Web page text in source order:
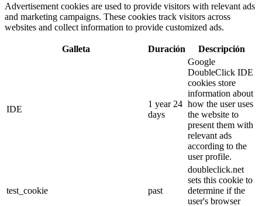
Advertisement cookies are used to provide visitors with relevant ads
and marketing campaigns. These cookies track visitors across
websites and collect information to provide customized ads.
Galleta Duración Descripción
IDE
1 year 24
days
Google
DoubleClick IDE
cookies store
information about
how the user uses
the website to
present them with
relevant ads
according to the
user profile.
test_cookie past
doubleclick.net
sets this cookie to
determine if the
user's browser